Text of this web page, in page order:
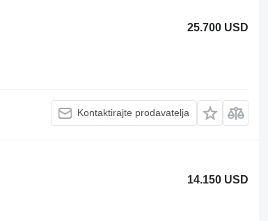
25.700 USD
Kontaktirajte prodavatelja
14.150 USD